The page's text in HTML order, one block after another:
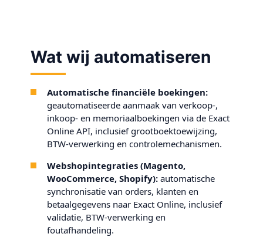
Wat wij automatiseren
Automatische financiële boekingen:
geautomatiseerde aanmaak van verkoop-,
inkoop- en memoriaalboekingen via de Exact
Online API, inclusief grootboektoewijzing,
BTW-verwerking en controlemechanismen.
Webshopintegraties (Magento,
WooCommerce, Shopify): automatische
synchronisatie van orders, klanten en
betaalgegevens naar Exact Online, inclusief
validatie, BTW-verwerking en
foutafhandeling.